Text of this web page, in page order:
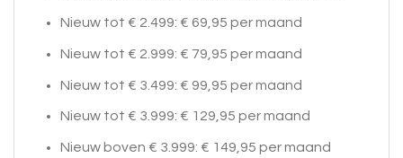
Nieuw tot € 2.499: € 69,95 per maand
Nieuw tot € 2.999: € 79,95 per maand
Nieuw tot € 3.499: € 99,95 per maand
Nieuw tot € 3.999: € 129,95 per maand
Nieuw boven € 3.999: € 149,95 per maand